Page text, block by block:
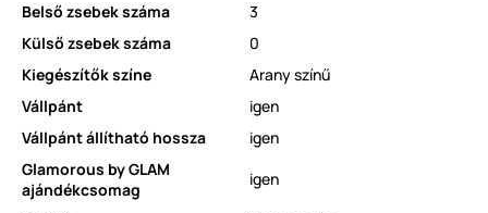
Belső zsebek száma
3
Külső zsebek száma
0
Kiegészítők színe
Arany színű
Vállpánt
igen
Vállpánt állítható hossza
igen
Glamorous by GLAM
ajándékcsomag
igen